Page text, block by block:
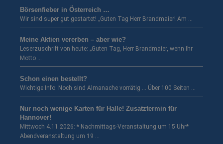
Börsenfieber in Österreich …
Wir sind super gut gestartet! „Guten Tag Herr Brandmaier! Am …
Meine Aktien vererben – aber wie?
Leserzuschrift von heute: „Guten Tag, Herr Brandmaier, wenn Ihr
Motto …
Schon einen bestellt?
Wichtige Info: Noch sind Almanache vorrätig … Über 100 Seiten …
Nur noch wenige Karten für Halle! Zusatztermin für
Hannover!
Mittwoch 4.11.2026: * Nachmittags-Veranstaltung um 15 Uhr*
Abendveranstaltung um 19 …